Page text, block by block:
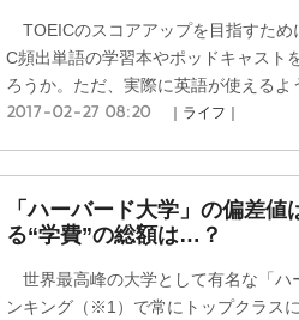
TOEICのスコアアップを目指すため
C頻出単語の学習本やポッドキャスト
ろうか。ただ、実際に英語が使えるよ
2017-02-27 08:20 ｜ライフ｜
「ハーバード大学」の偏差
る“学費”の総額は…？
世界最高峰の大学として有名な「ハ
ンキング（※1）で常にトップクラス